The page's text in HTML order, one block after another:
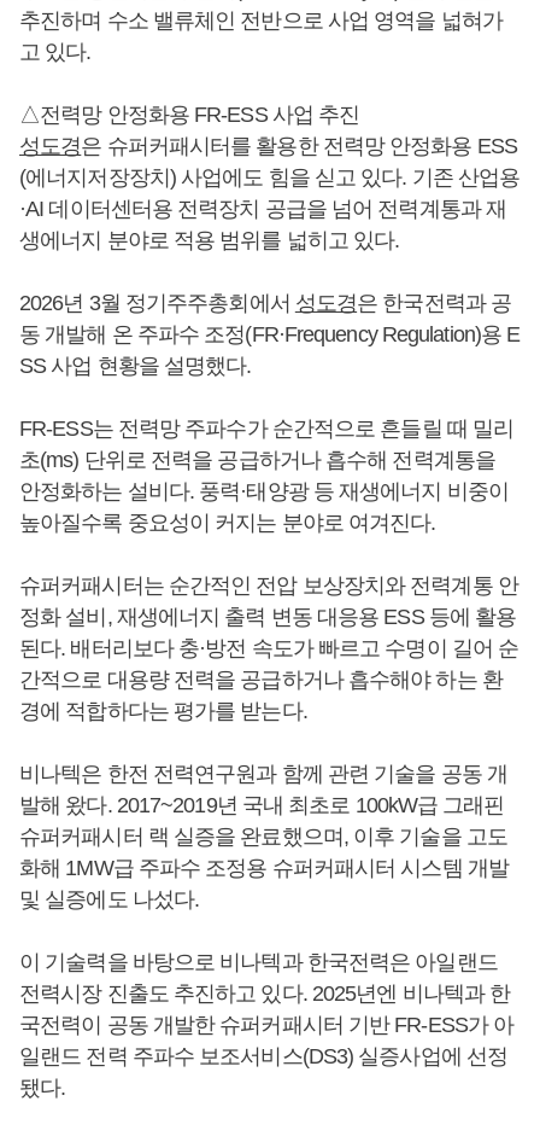
추진하며 수소 밸류체인 전반으로 사업 영역을 넓혀가
고 있다.
△전력망 안정화용 FR-ESS 사업 추진
성도경은 슈퍼커패시터를 활용한 전력망 안정화용 ESS
(에너지저장장치) 사업에도 힘을 싣고 있다. 기존 산업용
·AI 데이터센터용 전력장치 공급을 넘어 전력계통과 재
생에너지 분야로 적용 범위를 넓히고 있다.
2026년 3월 정기주주총회에서 성도경은 한국전력과 공
동 개발해 온 주파수 조정(FR·Frequency Regulation)용 E
SS 사업 현황을 설명했다.
FR-ESS는 전력망 주파수가 순간적으로 흔들릴 때 밀리
초(ms) 단위로 전력을 공급하거나 흡수해 전력계통을
안정화하는 설비다. 풍력·태양광 등 재생에너지 비중이
높아질수록 중요성이 커지는 분야로 여겨진다.
슈퍼커패시터는 순간적인 전압 보상장치와 전력계통 안
정화 설비, 재생에너지 출력 변동 대응용 ESS 등에 활용
된다. 배터리보다 충·방전 속도가 빠르고 수명이 길어 순
간적으로 대용량 전력을 공급하거나 흡수해야 하는 환
경에 적합하다는 평가를 받는다.
비나텍은 한전 전력연구원과 함께 관련 기술을 공동 개
발해 왔다. 2017~2019년 국내 최초로 100kW급 그래핀
슈퍼커패시터 랙 실증을 완료했으며, 이후 기술을 고도
화해 1MW급 주파수 조정용 슈퍼커패시터 시스템 개발
및 실증에도 나섰다.
이 기술력을 바탕으로 비나텍과 한국전력은 아일랜드
전력시장 진출도 추진하고 있다. 2025년엔 비나텍과 한
국전력이 공동 개발한 슈퍼커패시터 기반 FR-ESS가 아
일랜드 전력 주파수 보조서비스(DS3) 실증사업에 선정
됐다.